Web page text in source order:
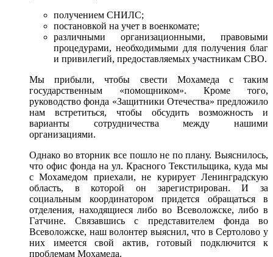
получением СНИЛС;
постановкой на учет в военкомате;
различными организационными, правовыми
процедурами, необходимыми для получения благ
и привилегий, предоставляемых участникам СВО.
Мы прибыли, чтобы свести Мохамеда с таким
государственным «помощником». Кроме того,
руководство фонда «Защитники Отечества» предложило
нам встретиться, чтобы обсудить возможность и
варианты сотрудничества между нашими
организациями.
Однако во вторник все пошло не по плану. Выяснилось,
что офис фонда на ул. Красного Текстильщика, куда мы
с Мохамедом приехали, не курирует Ленинградскую
область, в которой он зарегистрирован. И за
социальным координатором придется обращаться в
отделения, находящиеся либо во Всеволожске, либо в
Гатчине. Связавшись с представителем фонда во
Всеволожске, наш волонтер выяснил, что в Сертолово у
них имеется свой актив, готовый подключится к
проблемам Мохамеда.